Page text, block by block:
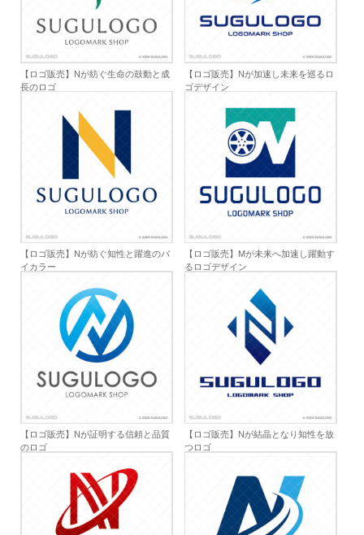
【ロゴ販売】Nが紡ぐ生命の鼓動と成
長のロゴ
【ロゴ販売】Nが加速し未来を巡るロ
ゴデザイン
【ロゴ販売】Nが紡ぐ知性と躍進のバ
イカラー
【ロゴ販売】Mが未来へ加速し躍動す
るロゴデザイン
【ロゴ販売】Nが証明する信頼と品質
のロゴ
【ロゴ販売】Nが結晶となり知性を放
つロゴ